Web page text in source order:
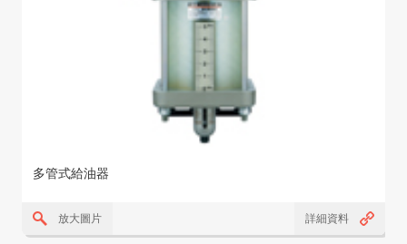
多管式給油器
放大圖片 詳細資料